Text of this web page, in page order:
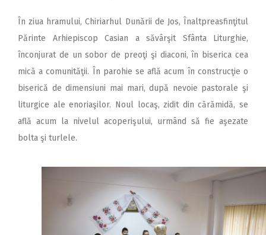
În ziua hramului, Chiriarhul Dunării de Jos, Înaltpreasfinţitul
Părinte Arhiepiscop Casian a săvârşit Sfânta Liturghie,
înconjurat de un sobor de preoţi şi diaconi, în biserica cea
mică a comunităţii. În parohie se află acum în construcţie o
biserică de dimensiuni mai mari, după nevoie pastorale şi
liturgice ale enoriaşilor. Noul locaş, zidit din cărămidă, se
află acum la nivelul acoperişului, urmând să fie aşezate
bolta şi turlele.